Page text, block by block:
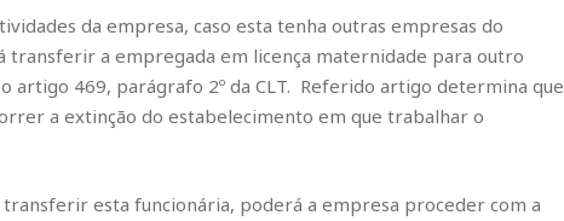
da empresa, caso esta tenha outras empresas do
transferir a empregada em licença maternidade para outro
artigo 469, parágrafo 2º da CLT. Referido artigo determina que
a extinção do estabelecimento em que trabalhar o
transferir esta funcionária, poderá a empresa proceder com a